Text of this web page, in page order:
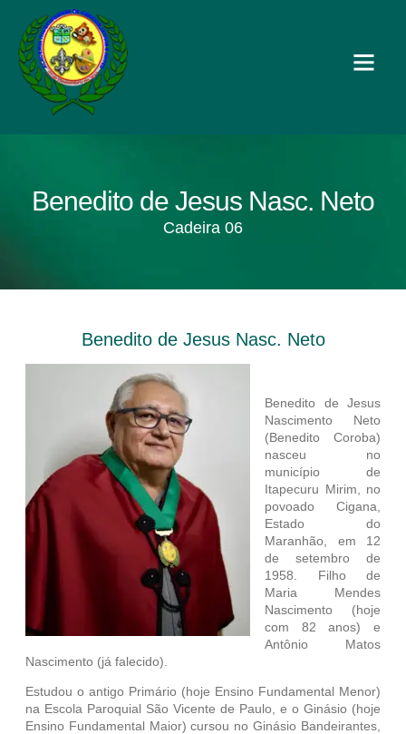
Benedito de Jesus Nasc. Neto
Cadeira 06
Benedito de Jesus Nasc. Neto
Benedito de Jesus
Nascimento Neto
(Benedito Coroba)
nasceu no
município de
Itapecuru Mirim, no
povoado Cigana,
Estado do
Maranhão, em 12
de setembro de
1958. Filho de
Maria Mendes
Nascimento (hoje
com 82 anos) e
Antônio Matos
Nascimento (já falecido).
Estudou o antigo Primário (hoje Ensino Fundamental Menor)
na Escola Paroquial São Vicente de Paulo, e o Ginásio (hoje
Ensino Fundamental Maior) cursou no Ginásio Bandeirantes,